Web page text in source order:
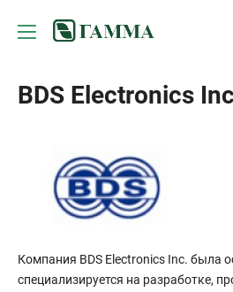
BDS Electronics Inc
Компания BDS Electronics Inc. была
специализируется на разработке,